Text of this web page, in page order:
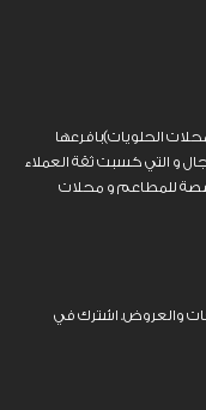
الحلويات)بافرعها
و التي كسبت ثقة العملاء
للمطاعم و محلات
والعروض. اشترك في